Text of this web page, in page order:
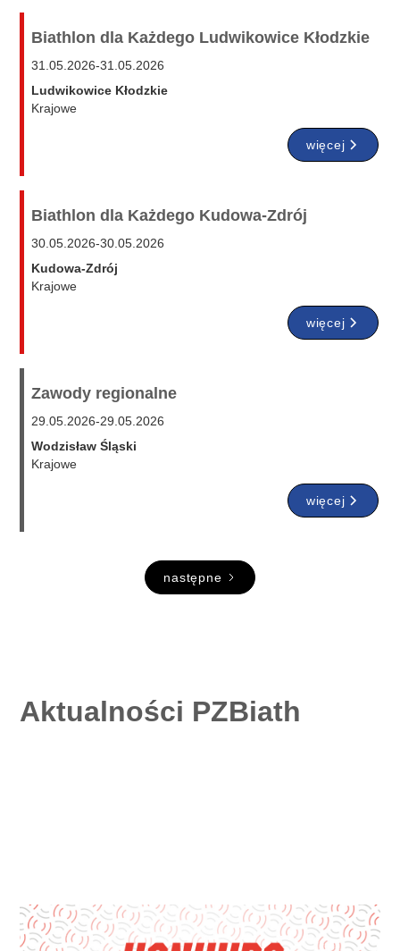
Biathlon dla Każdego Ludwikowice Kłodzkie
31.05.2026-31.05.2026
Ludwikowice Kłodzkie
Krajowe
więcej
Biathlon dla Każdego Kudowa-Zdrój
30.05.2026-30.05.2026
Kudowa-Zdrój
Krajowe
więcej
Zawody regionalne
29.05.2026-29.05.2026
Wodzisław Śląski
Krajowe
więcej
następne
Aktualności PZBiath